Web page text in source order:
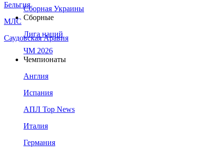
Бельгия
МЛС
Саудовская Аравия
Сборная Украины
Сборные
Лига наций
ЧМ 2026
Чемпионаты
Англия
Испания
АПЛ Top News
Италия
Германия